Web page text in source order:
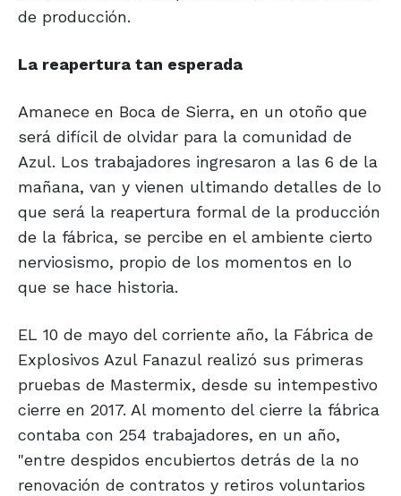
de producción.
La reapertura tan esperada
Amanece en Boca de Sierra, en un otoño que
será difícil de olvidar para la comunidad de
Azul. Los trabajadores ingresaron a las 6 de la
mañana, van y vienen ultimando detalles de lo
que será la reapertura formal de la producción
de la fábrica, se percibe en el ambiente cierto
nerviosismo, propio de los momentos en lo
que se hace historia.
EL 10 de mayo del corriente año, la Fábrica de
Explosivos Azul Fanazul realizó sus primeras
pruebas de Mastermix, desde su intempestivo
cierre en 2017. Al momento del cierre la fábrica
contaba con 254 trabajadores, en un año,
"entre despidos encubiertos detrás de la no
renovación de contratos y retiros voluntarios